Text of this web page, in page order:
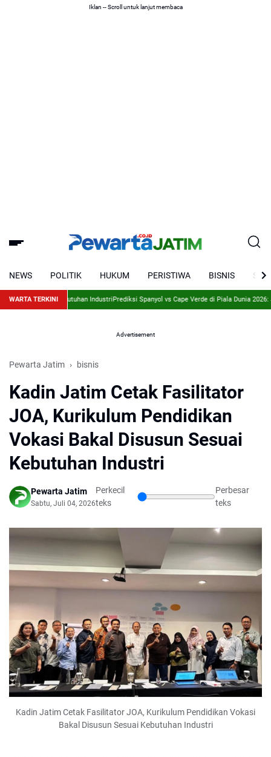
Iklan -- Scroll untuk lanjut membaca
NEWS POLITIK HUKUM PERISTIWA BISNIS
WARTA TERKINI
Sesuai Kebutuhan IndustriPrediksi Spanyol vs Cape Verde di Piala Dunia 2026: Juara
Advertisement
Pewarta Jatim bisnis
Kadin Jatim Cetak Fasilitator
JOA, Kurikulum Pendidikan
Vokasi Bakal Disusun Sesuai
Kebutuhan Industri
Pewarta Jatim
Sabtu, Juli 04, 2026
Perkecil
teks
Perbesar
teks
Kadin Jatim Cetak Fasilitator JOA, Kurikulum Pendidikan Vokasi
Bakal Disusun Sesuai Kebutuhan Industri